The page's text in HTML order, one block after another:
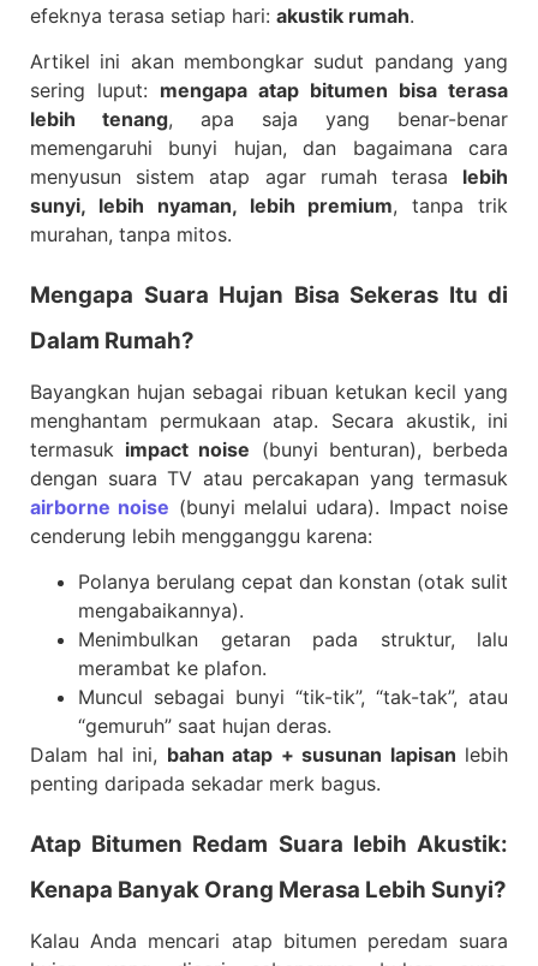
efeknya terasa setiap hari: akustik rumah.
Artikel ini akan membongkar sudut pandang yang
sering luput: mengapa atap bitumen bisa terasa
lebih tenang, apa saja yang benar-benar
memengaruhi bunyi hujan, dan bagaimana cara
menyusun sistem atap agar rumah terasa lebih
sunyi, lebih nyaman, lebih premium, tanpa trik
murahan, tanpa mitos.
Mengapa Suara Hujan Bisa Sekeras Itu di
Dalam Rumah?
Bayangkan hujan sebagai ribuan ketukan kecil yang
menghantam permukaan atap. Secara akustik, ini
termasuk impact noise (bunyi benturan), berbeda
dengan suara TV atau percakapan yang termasuk
airborne noise (bunyi melalui udara). Impact noise
cenderung lebih mengganggu karena:
Polanya berulang cepat dan konstan (otak sulit
mengabaikannya).
Menimbulkan getaran pada struktur, lalu
merambat ke plafon.
Muncul sebagai bunyi “tik-tik”, “tak-tak”, atau
“gemuruh” saat hujan deras.
Dalam hal ini, bahan atap + susunan lapisan lebih
penting daripada sekadar merk bagus.
Atap Bitumen Redam Suara lebih Akustik:
Kenapa Banyak Orang Merasa Lebih Sunyi?
Kalau Anda mencari atap bitumen peredam suara